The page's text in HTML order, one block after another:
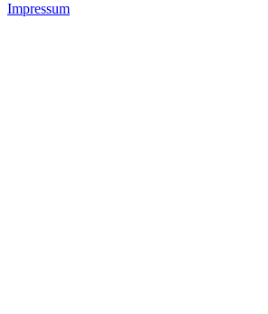
Impressum